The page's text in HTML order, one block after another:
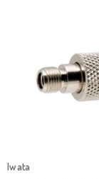
Iwata